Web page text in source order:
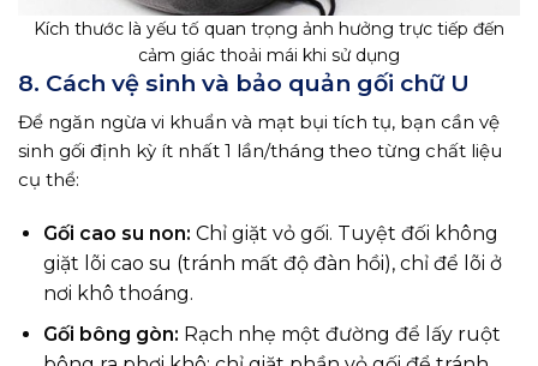
Kích thước là yếu tố quan trọng ảnh hưởng trực tiếp đến
cảm giác thoải mái khi sử dụng
8. Cách vệ sinh và bảo quản gối chữ U
Để ngăn ngừa vi khuẩn và mạt bụi tích tụ, bạn cần vệ
sinh gối định kỳ ít nhất 1 lần/tháng theo từng chất liệu
cụ thể:
Gối cao su non: Chỉ giặt vỏ gối. Tuyệt đối không
giặt lõi cao su (tránh mất độ đàn hồi), chỉ để lõi ở
nơi khô thoáng.
Gối bông gòn: Rạch nhẹ một đường để lấy ruột